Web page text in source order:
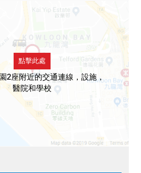
點擊此處
2座附近的交通連線，設施，
醫院和學校